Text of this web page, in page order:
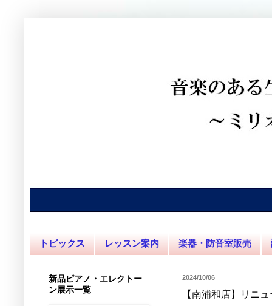
トピックス レッスン案内 楽器・防音室販売
2024/10/06
【南浦和店】リニ
新品ピアノ・エレクトー
ン展示一覧